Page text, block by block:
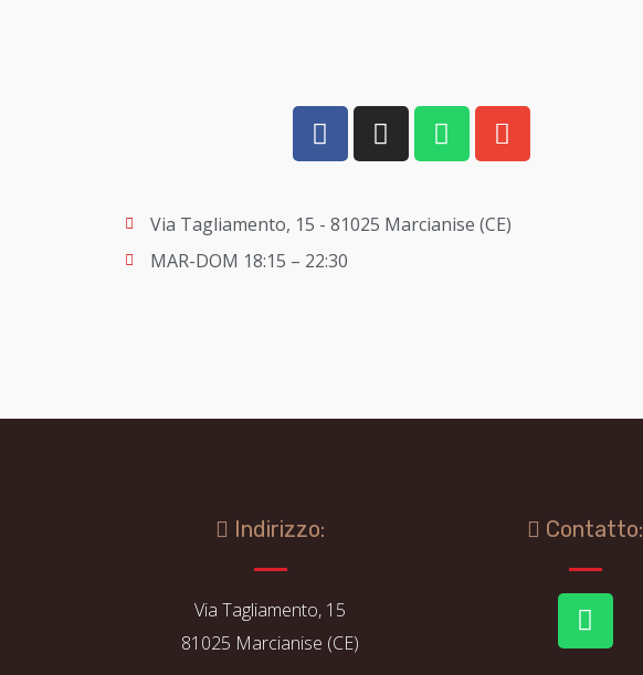
Via Tagliamento, 15 - 81025 Marcianise (CE)
MAR-DOM 18:15 – 22:30
Indirizzo:
Via Tagliamento, 15
81025 Marcianise (CE)
Contatto: